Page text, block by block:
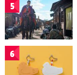
5
6